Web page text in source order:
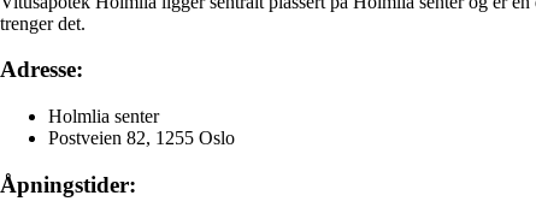
trenger det.
Adresse:
Holmlia senter
Postveien 82, 1255 Oslo
Åpningstider: